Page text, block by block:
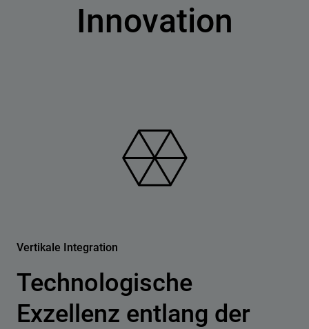
Innovation
Vertikale Integration
Technologische
Exzellenz entlang der